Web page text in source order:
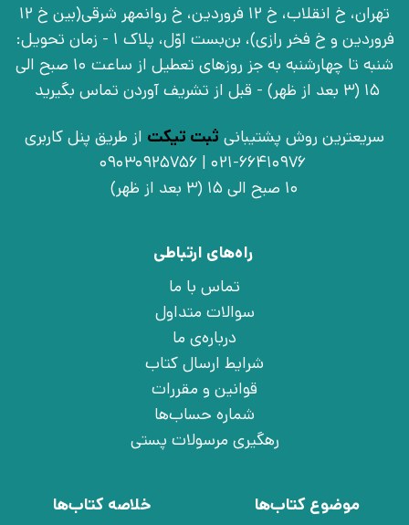
تهران، خ انقلاب، خ 12 فروردین، خ روانمهر شرقی(بین خ 12
فروردین و خ فخر رازی)، بن‌بست اوّل، پلاک 1 - زمان تحویل:
شنبه تا چهارشنبه به جز روزهای تعطیل از ساعت 10 صبح الی
15 (3 بعد از ظهر) - قبل از تشریف آوردن تماس بگیرید
سریعترین روش پشتیبانی ثبت تیکت از طریق پنل کاربری
021-66410976 | 09030925756
10 صبح الی 15 (3 بعد از ظهر)
راه‌های ارتباطی
تماس با ما
سوالات متداول
درباره‌ی ما
شرایط ارسال کتاب
قوانین و مقررات
شماره حساب‌ها
رهگیری مرسولات پستی
موضوع کتاب‌ها
خلاصه کتاب‌ها